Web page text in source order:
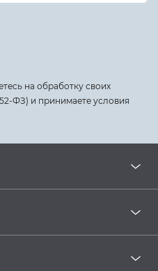
на обработку своих
ФЗ) и принимаете условия